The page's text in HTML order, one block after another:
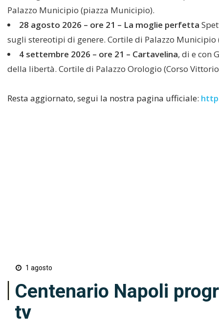
Palazzo Municipio (piazza Municipio).
28 agosto 2026 – ore 21 – La moglie perfetta
sugli stereotipi di genere. Cortile di Palazzo
4 settembre 2026 – ore 21 – Cartavelina, di e con
della libertà. Cortile di Palazzo Orologio (Corso
Resta aggiornato, segui la nostra pagina ufficiale:
1 agosto
Centenario Napoli
tv